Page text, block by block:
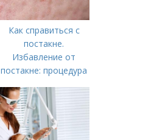
Как справиться с
постакне.
Избавление от
постакне: процедура